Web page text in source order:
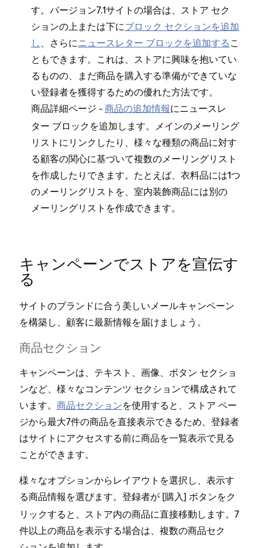
す⁠。バ⁠ージ⁠ョン7⁠.1サイトの場合は⁠、ストア セク
シ⁠ョンの上または下にブロ⁠ック セクシ⁠ョンを追加
し ⁠、さらにニ⁠ュ⁠ースレタ⁠ー ブロ⁠ックを追加する こ
ともできます⁠。これは⁠、ストアに興味を抱いてい
るものの⁠、まだ商品を購入する準備ができていな
い登録者を獲得するための優れた方法です⁠。
商品詳細ペ⁠ージ - 商品の追加情報にニ⁠ュ⁠ースレ
タ⁠ー ブロ⁠ックを追加します⁠。メインのメ⁠ーリング
リストにリンクしたり⁠、様⁠々な種類の商品に対す
る顧客の関心に基づいて複数のメ⁠ーリングリスト
を作成したりできます⁠。たとえば⁠、衣料品には1つ
のメ⁠ーリングリストを⁠、室内装飾商品には別の
メ⁠ーリングリストを作成できます⁠。
キ⁠ャンペ⁠ーンでストアを宣伝す
る
サイトのブランドに合う美しいメ⁠ールキ⁠ャンペ⁠ーン
を構築し⁠、顧客に最新情報を届けまし⁠ょう⁠。
商品セクシ⁠ョン
キ⁠ャンペ⁠ーンは⁠、テキスト⁠、画像⁠、ボタン セクシ⁠ョ
ンなど⁠、様⁠々なコンテンツ セクシ⁠ョンで構成されて
います⁠。 商品セクシ⁠ョンを使用すると⁠、ストア ペ⁠ー
ジから最大7件の商品を直接表示できるため⁠、登録者
はサイトにアクセスする前に商品を一覧表示で見る
ことができます⁠。
様⁠々なオプシ⁠ョンからレイアウトを選択し⁠、表示す
る商品情報を選びます⁠。登録者が [⁠購入⁠] ボタンをク
リ⁠ックすると⁠、ストア内の商品に直接移動します⁠。7
件以上の商品を表示する場合は⁠、複数の商品セク